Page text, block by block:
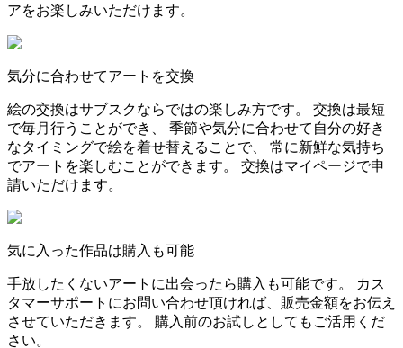
アをお楽しみいただけます。
気分に合わせてアートを交換
絵の交換はサブスクならではの楽しみ方です。 交換は最短
で毎月行うことができ、 季節や気分に合わせて自分の好き
なタイミングで絵を着せ替えることで、 常に新鮮な気持ち
でアートを楽しむことができます。 交換はマイページで申
請いただけます。
気に入った作品は購入も可能
手放したくないアートに出会ったら購入も可能です。 カス
タマーサポートにお問い合わせ頂ければ、販売金額をお伝え
させていただきます。 購入前のお試しとしてもご活用くだ
さい。